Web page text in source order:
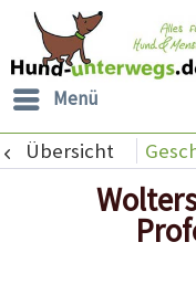
Menü
Übersicht